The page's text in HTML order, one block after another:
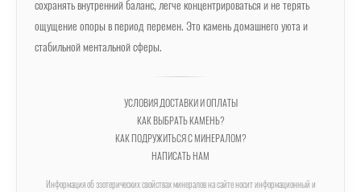
сохранять внутренний баланс, легче концентрироваться и не терять
ощущение опоры в период перемен. Это камень домашнего уюта и
стабильной ментальной сферы.
УСЛОВИЯ ДОСТАВКИ И ОПЛАТЫ
КАК ВЫБРАТЬ КАМЕНЬ?
КАК ПОДРУЖИТЬСЯ С МИНЕРАЛОМ?
НАПИСАТЬ НАМ
Информация об эзотерических свойствах минералов на сайте носит информационный и